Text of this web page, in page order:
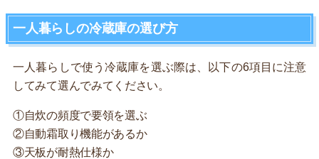
一人暮らしの冷蔵庫の選び方
一人暮らしで使う冷蔵庫を選ぶ際は、以下の6項目に注意
してみて選んでみてください。
①自炊の頻度で要領を選ぶ
②自動霜取り機能があるか
③天板が耐熱仕様か